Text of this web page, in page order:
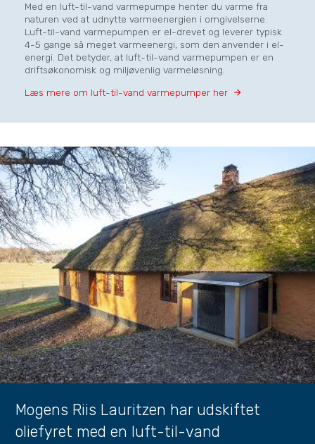
Med en luft-til-vand varmepumpe henter du varme fra
naturen ved at udnytte varmeenergien i omgivelserne.
Luft-til-vand varmepumpen er el-drevet og leverer typisk
4-5 gange så meget varmeenergi, som den anvender i el-
energi. Det betyder, at luft-til-vand varmepumpen er en
driftsøkonomisk og miljøvenlig varmeløsning.
Læs mere om luft-til-vand varmepumper her
Mogens Riis Lauritzen har udskiftet
oliefyret med en luft-til-vand